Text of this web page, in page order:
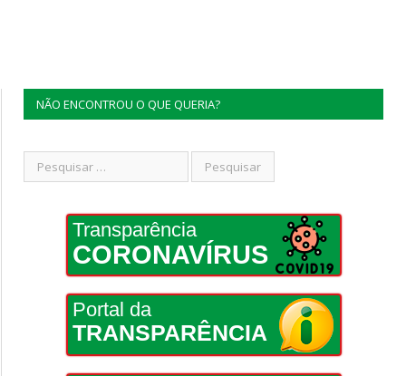
NÃO ENCONTROU O QUE QUERIA?
Transparência
CORONAVÍRUS
Portal da
TRANSPARÊNCIA